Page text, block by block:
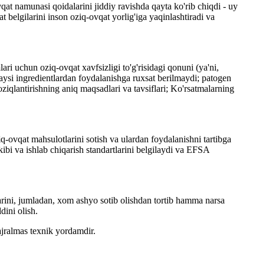
namunasi qoidalarini jiddiy ravishda qayta ko'rib chiqdi - uy
belgilarini inson oziq-ovqat yorlig'iga yaqinlashtiradi va
uchun oziq-ovqat xavfsizligi to'g'risidagi qonuni (ya'ni,
ingredientlardan foydalanishga ruxsat berilmaydi; patogen
aniq maqsadlari va tavsiflari; Ko'rsatmalarning
mahsulotlarini sotish va ulardan foydalanishni tartibga
va ishlab chiqarish standartlarini belgilaydi va EFSA
jumladan, xom ashyo sotib olishdan tortib hamma narsa
olish.
texnik yordamdir.